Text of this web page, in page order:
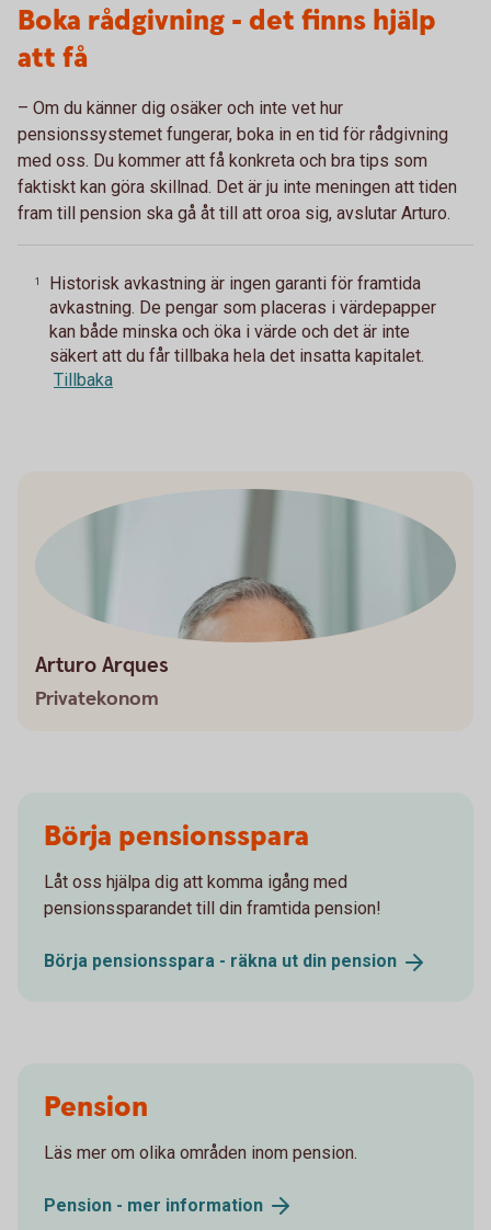
Boka rådgivning - det finns hjälp
att få
– Om du känner dig osäker och inte vet hur
pensionssystemet fungerar, boka in en tid för rådgivning
med oss. Du kommer att få konkreta och bra tips som
faktiskt kan göra skillnad. Det är ju inte meningen att tiden
fram till pension ska gå åt till att oroa sig, avslutar Arturo.
1
Historisk avkastning är ingen garanti för framtida
avkastning. De pengar som placeras i värdepapper
kan både minska och öka i värde och det är inte
säkert att du får tillbaka hela det insatta kapitalet.
Tillbaka
Arturo Arques
Privatekonom
Börja pensionsspara
Låt oss hjälpa dig att komma igång med
pensionssparandet till din framtida pension!
Börja pensionsspara - räkna ut din pension
Pension
Läs mer om olika områden inom pension.
Pension - mer information